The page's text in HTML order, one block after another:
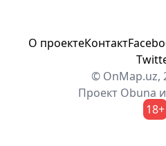
О проектеКонтакт
© OnMap.uz,
Проект Obuna и
18+